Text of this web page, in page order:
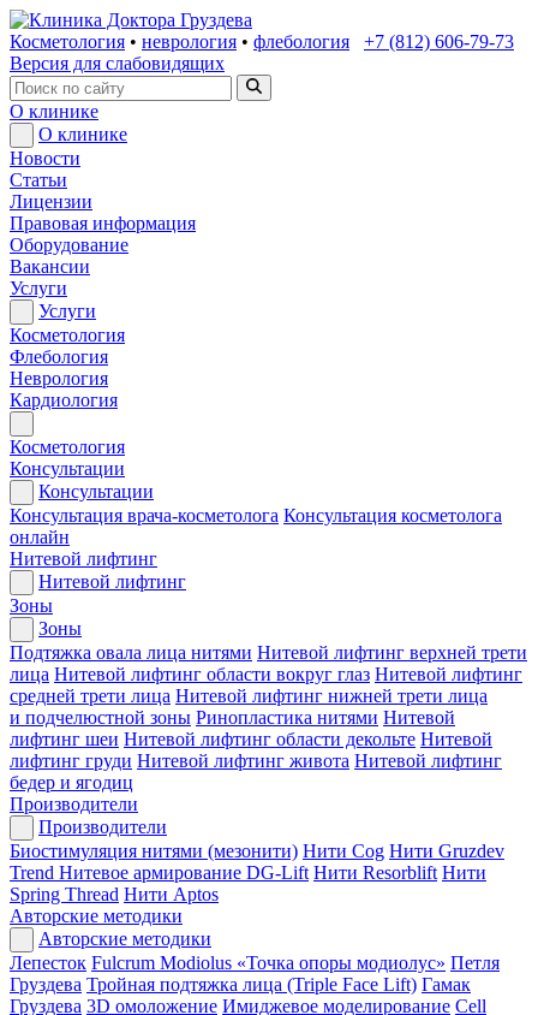
Косметология • неврология • флебология
+7 (812) 606-79-73
Версия для слабовидящих
О клинике
О клинике
Новости
Статьи
Лицензии
Правовая информация
Оборудование
Вакансии
Услуги
Услуги
Косметология
Флебология
Неврология
Кардиология
Косметология
Консультации
Консультации
Консультация врача-косметолога Консультация косметолога
онлайн
Нитевой лифтинг
Нитевой лифтинг
Зоны
Зоны
Подтяжка овала лица нитями Нитевой лифтинг верхней трети
лица Нитевой лифтинг области вокруг глаз Нитевой лифтинг
средней трети лица Нитевой лифтинг нижней трети лица
и подчелюстной зоны Ринопластика нитями Нитевой
лифтинг шеи Нитевой лифтинг области декольте Нитевой
лифтинг груди Нитевой лифтинг живота Нитевой лифтинг
бедер и ягодиц
Производители
Производители
Биостимуляция нитями (мезонити) Нити Cog Нити Gruzdev
Trend Нитевое армирование DG-Lift Нити Resorblift Нити
Spring Thread Нити Aptos
Авторские методики
Авторские методики
Лепесток Fulcrum Modiolus «Точка опоры модиолус» Петля
Груздева Тройная подтяжка лица (Triple Face Lift) Гамак
Груздева 3D омоложение Имиджевое моделирование Cell